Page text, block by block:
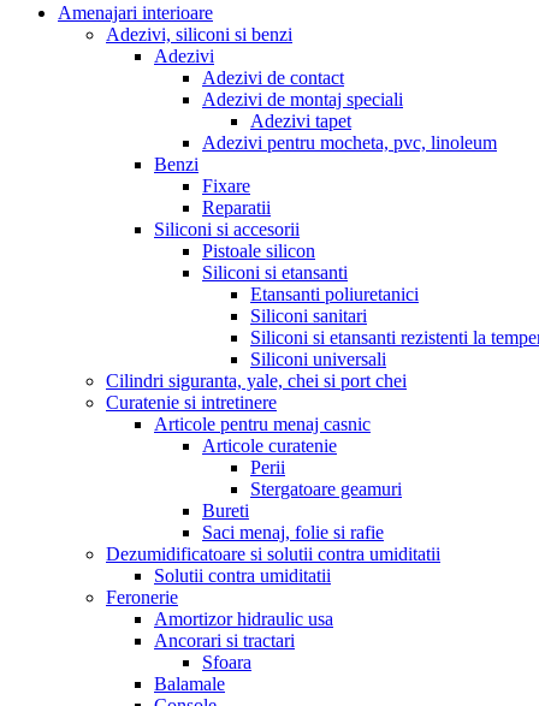
Amenajari interioare
Adezivi, siliconi si benzi
Adezivi
Adezivi de contact
Adezivi de montaj speciali
Adezivi tapet
Adezivi pentru mocheta, pvc, linoleum
Benzi
Fixare
Reparatii
Siliconi si accesorii
Pistoale silicon
Siliconi si etansanti
Etansanti poliuretanici
Siliconi sanitari
Siliconi si etansanti rezistenti la
Siliconi universali
Cilindri siguranta, yale, chei si port chei
Curatenie si intretinere
Articole pentru menaj casnic
Articole curatenie
Perii
Stergatoare geamuri
Bureti
Saci menaj, folie si rafie
Dezumidificatoare si solutii contra umiditatii
Solutii contra umiditatii
Feronerie
Amortizor hidraulic usa
Ancorari si tractari
Sfoara
Balamale